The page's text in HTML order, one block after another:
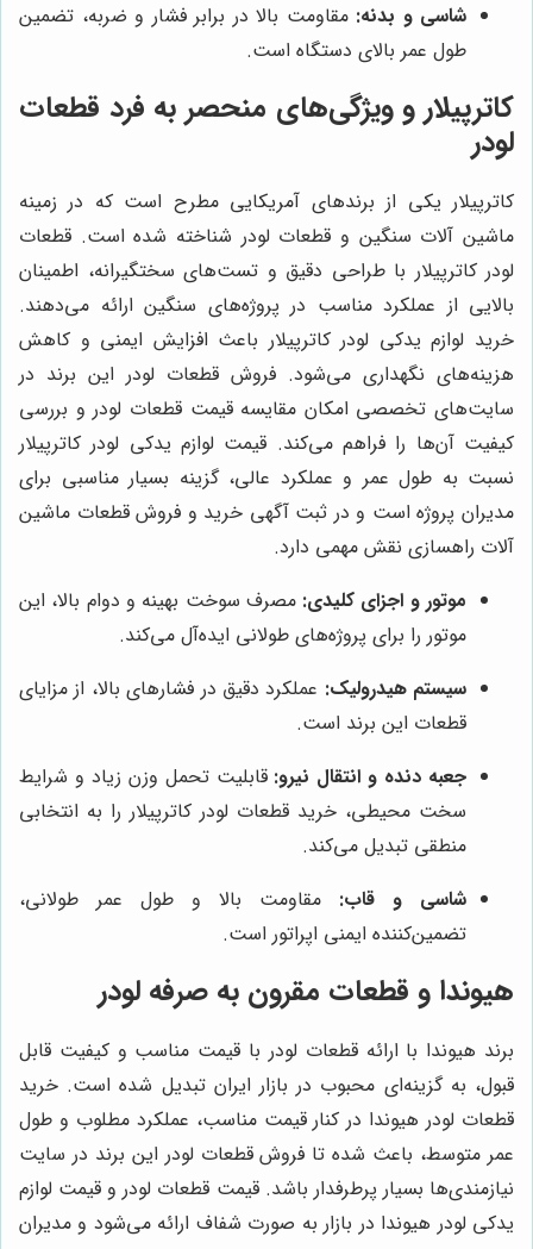
شاسی و بدنه: مقاومت بالا در برابر فشار و ضربه، تضمین
طول عمر بالای دستگاه است.
کاترپیلار و ویژگی‌های منحصر به فرد قطعات
لودر
کاترپیلار یکی از برندهای آمریکایی مطرح است که در زمینه
ماشین آلات سنگین و قطعات لودر شناخته شده است. قطعات
لودر کاترپیلار با طراحی دقیق و تست‌های سختگیرانه، اطمینان
بالایی از عملکرد مناسب در پروژه‌های سنگین ارائه می‌دهند.
خرید لوازم یدکی لودر کاترپیلار باعث افزایش ایمنی و کاهش
هزینه‌های نگهداری می‌شود. فروش قطعات لودر این برند در
سایت‌های تخصصی امکان مقایسه قیمت قطعات لودر و بررسی
کیفیت آن‌ها را فراهم می‌کند. قیمت لوازم یدکی لودر کاترپیلار
نسبت به طول عمر و عملکرد عالی، گزینه بسیار مناسبی برای
مدیران پروژه است و در ثبت آگهی خرید و فروش قطعات ماشین
آلات راهسازی نقش مهمی دارد.
موتور و اجزای کلیدی: مصرف سوخت بهینه و دوام بالا، این
موتور را برای پروژه‌های طولانی ایده‌آل می‌کند.
سیستم هیدرولیک: عملکرد دقیق در فشارهای بالا، از مزایای
قطعات این برند است.
جعبه دنده و انتقال نیرو: قابلیت تحمل وزن زیاد و شرایط
سخت محیطی، خرید قطعات لودر کاترپیلار را به انتخابی
منطقی تبدیل می‌کند.
شاسی و قاب: مقاومت بالا و طول عمر طولانی،
تضمین‌کننده ایمنی اپراتور است.
هیوندا و قطعات مقرون به صرفه لودر
برند هیوندا با ارائه قطعات لودر با قیمت مناسب و کیفیت قابل
قبول، به گزینه‌ای محبوب در بازار ایران تبدیل شده است. خرید
قطعات لودر هیوندا در کنار قیمت مناسب، عملکرد مطلوب و طول
عمر متوسط، باعث شده تا فروش قطعات لودر این برند در سایت
نیازمندی‌ها بسیار پرطرفدار باشد. قیمت قطعات لودر و قیمت لوازم
یدکی لودر هیوندا در بازار به صورت شفاف ارائه می‌شود و مدیران